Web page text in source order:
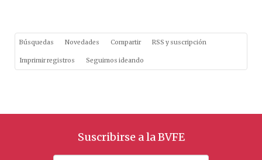
Búsquedas Novedades Compartir RSS y suscripción
Imprimir registros Seguimos ideando
Suscribirse a la BVFE